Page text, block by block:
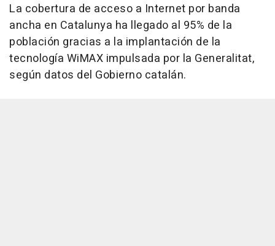
La cobertura de acceso a Internet por banda
ancha en Catalunya ha llegado al 95% de la
población gracias a la implantación de la
tecnología WiMAX impulsada por la Generalitat,
según datos del Gobierno catalán.